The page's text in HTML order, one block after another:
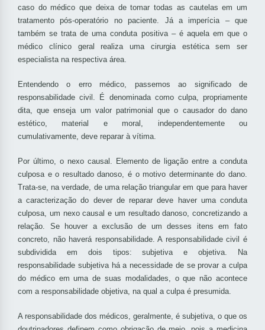
caso do médico que deixa de tomar todas as cautelas em um
tratamento pós-operatório no paciente. Já a imperícia – que
também se trata de uma conduta positiva – é aquela em que o
médico clínico geral realiza uma cirurgia estética sem ser
especialista na respectiva área.
Entendendo o erro médico, passemos ao significado de
responsabilidade civil. É denominada como culpa, propriamente
dita, que enseja um valor patrimonial que o causador do dano
estético, material e moral, independentemente ou
cumulativamente, deve reparar à vítima.
Por último, o nexo causal. Elemento de ligação entre a conduta
culposa e o resultado danoso, é o motivo determinante do dano.
Trata-se, na verdade, de uma relação triangular em que para haver
a caracterização do dever de reparar deve haver uma conduta
culposa, um nexo causal e um resultado danoso, concretizando a
relação. Se houver a exclusão de um desses itens em fato
concreto, não haverá responsabilidade. A responsabilidade civil é
subdividida em dois tipos: subjetiva e objetiva. Na
responsabilidade subjetiva há a necessidade de se provar a culpa
do médico em uma de suas modalidades, o que não acontece
com a responsabilidade objetiva, na qual a culpa é presumida.
A responsabilidade dos médicos, geralmente, é subjetiva, o que os